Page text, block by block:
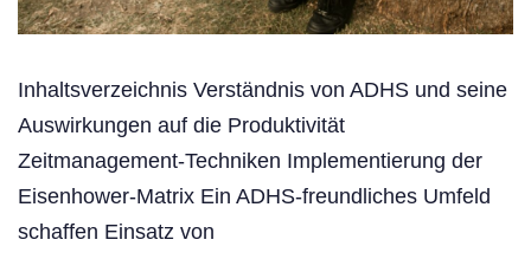
Inhaltsverzeichnis Verständnis von ADHS und seine
Auswirkungen auf die Produktivität
Zeitmanagement-Techniken Implementierung der
Eisenhower-Matrix Ein ADHS-freundliches Umfeld
schaffen Einsatz von